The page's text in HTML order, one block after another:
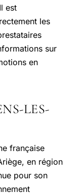
est
les
sur
en
LES-
française
en région
pour son